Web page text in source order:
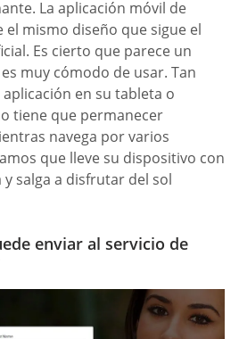
La aplicación móvil de
mismo diseño que sigue el
Es cierto que parece un
muy cómodo de usar. Tan
en su tableta o
tiene que permanecer
navega por varios
que lleve su dispositivo con
salga a disfrutar del sol
enviar al servicio de